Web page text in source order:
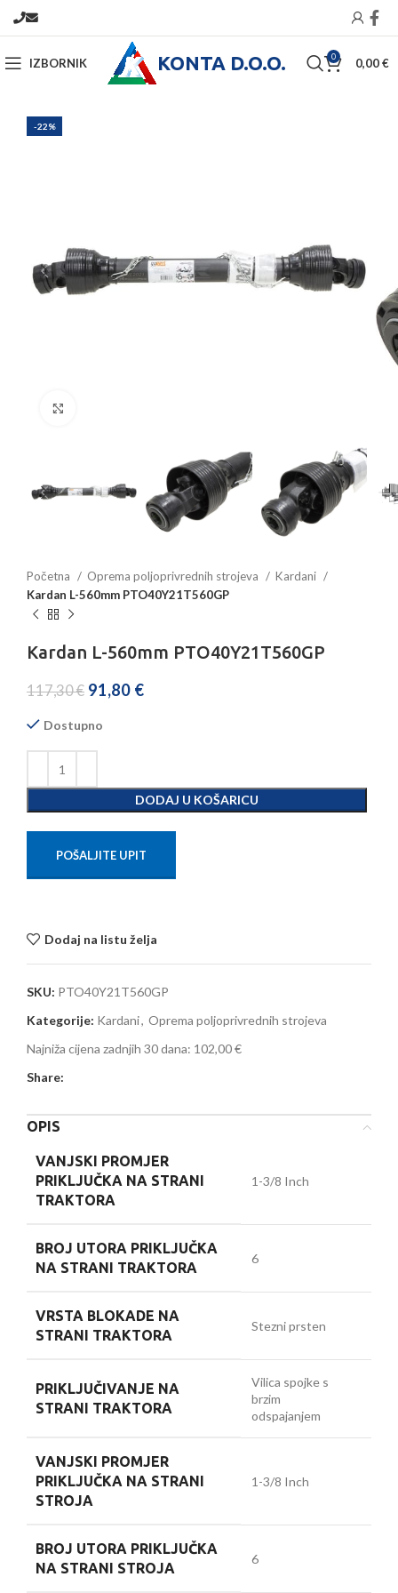
IZBORNIK KONTA D.O.O. 0 0,00€
-22%
Početna Oprema poljoprivrednih strojeva
Kardani
Kardan L-560mm PTO40Y21T560GP
Kardan L-560mm PTO40Y21T560GP
117,30€ 91,80 €
Dostupno
DODAJ U KOŠARICU
POŠALJITE UPIT
Dodaj na listu želja
SKU: PTO40Y21T560GP
Kategorije: Kardani, Oprema poljoprivrednih strojeva
Najniža cijena zadnjih 30 dana: 102,00 €
Share:
OPIS
VANJSKI PROMJER
PRIKLJUČKA NA STRANI
TRAKTORA
1-3/8 Inch
BROJ UTORA PRIKLJUČKA
NA STRANI TRAKTORA
6
VRSTA BLOKADE NA
STRANI TRAKTORA
Stezni prsten
PRIKLJUČIVANJE NA
STRANI TRAKTORA
Vilica spojke s
brzim
odspajanjem
VANJSKI PROMJER
PRIKLJUČKA NA STRANI
STROJA
1-3/8 Inch
BROJ UTORA PRIKLJUČKA
NA STRANI STROJA
6